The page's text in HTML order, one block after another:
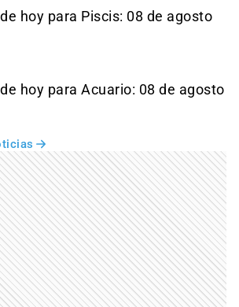
hoy para Piscis: 08 de agosto
hoy para Acuario: 08 de agosto